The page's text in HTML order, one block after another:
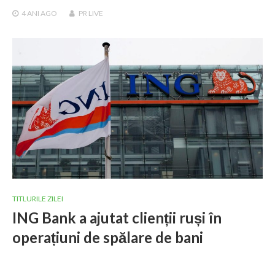
4 ANI AGO PR LIVE
TITLURILE ZILEI
ING Bank a ajutat clienții ruși în
operațiuni de spălare de bani